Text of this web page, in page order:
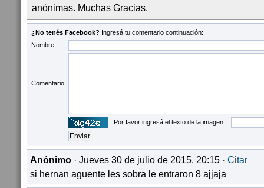
anónimas. Muchas Gracias.
¿No tenés Facebook? Ingresá tu comentario continuación:
Nombre:
Comentario:
Por favor ingresá el texto de la imagen:
Anónimo · Jueves 30 de julio de 2015, 20:15 · Citar
si hernan aguente les sobra le entraron 8 ajjaja